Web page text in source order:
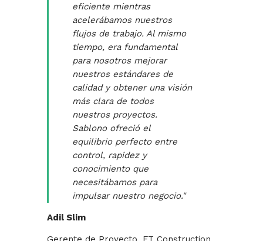
eficiente mientras
acelerábamos nuestros
flujos de trabajo. Al mismo
tiempo, era fundamental
para nosotros mejorar
nuestros estándares de
calidad y obtener una visión
más clara de todos
nuestros proyectos.
Sablono ofreció el
equilibrio perfecto entre
control, rapidez y
conocimiento que
necesitábamos para
impulsar nuestro negocio."
Adil Slim